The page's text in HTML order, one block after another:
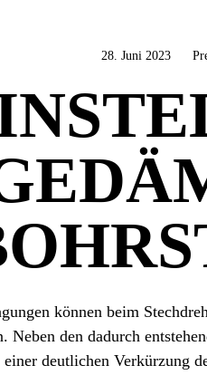
28. Juni 2023
können beim
Neben den dadurch
deutlichen Verkürzung